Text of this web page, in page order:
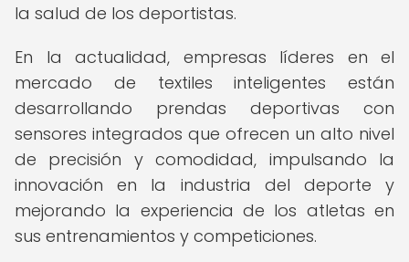
la salud de los deportistas.
En la actualidad, empresas líderes en el
mercado de textiles inteligentes están
desarrollando prendas deportivas con
sensores integrados que ofrecen un alto nivel
de precisión y comodidad, impulsando la
innovación en la industria del deporte y
mejorando la experiencia de los atletas en
sus entrenamientos y competiciones.